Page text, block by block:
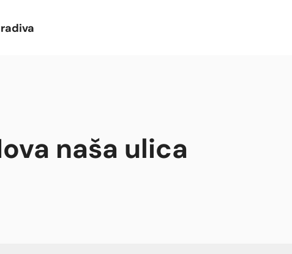
naša ulica